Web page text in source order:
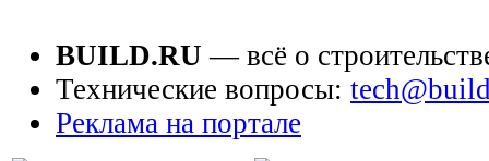
BUILD.RU — всё о
Технические вопросы:
Реклама на портале